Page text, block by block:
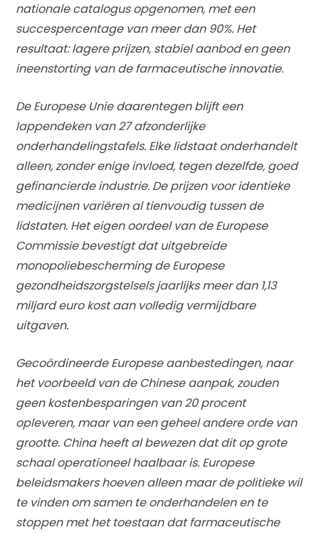
nationale catalogus opgenomen, met een
succespercentage van meer dan 90%. Het
resultaat: lagere prijzen, stabiel aanbod en geen
ineenstorting van de farmaceutische innovatie.
De Europese Unie daarentegen blijft een
lappendeken van 27 afzonderlijke
onderhandelingstafels. Elke lidstaat onderhandelt
alleen, zonder enige invloed, tegen dezelfde, goed
gefinancierde industrie. De prijzen voor identieke
medicijnen variëren al tienvoudig tussen de
lidstaten. Het eigen oordeel van de Europese
Commissie bevestigt dat uitgebreide
monopoliebescherming de Europese
gezondheidszorgstelsels jaarlijks meer dan 1,13
miljard euro kost aan volledig vermijdbare
uitgaven.
Gecoördineerde Europese aanbestedingen, naar
het voorbeeld van de Chinese aanpak, zouden
geen kostenbesparingen van 20 procent
opleveren, maar van een geheel andere orde van
grootte. China heeft al bewezen dat dit op grote
schaal operationeel haalbaar is. Europese
beleidsmakers hoeven alleen maar de politieke wil
te vinden om samen te onderhandelen en te
stoppen met het toestaan ​​dat farmaceutische